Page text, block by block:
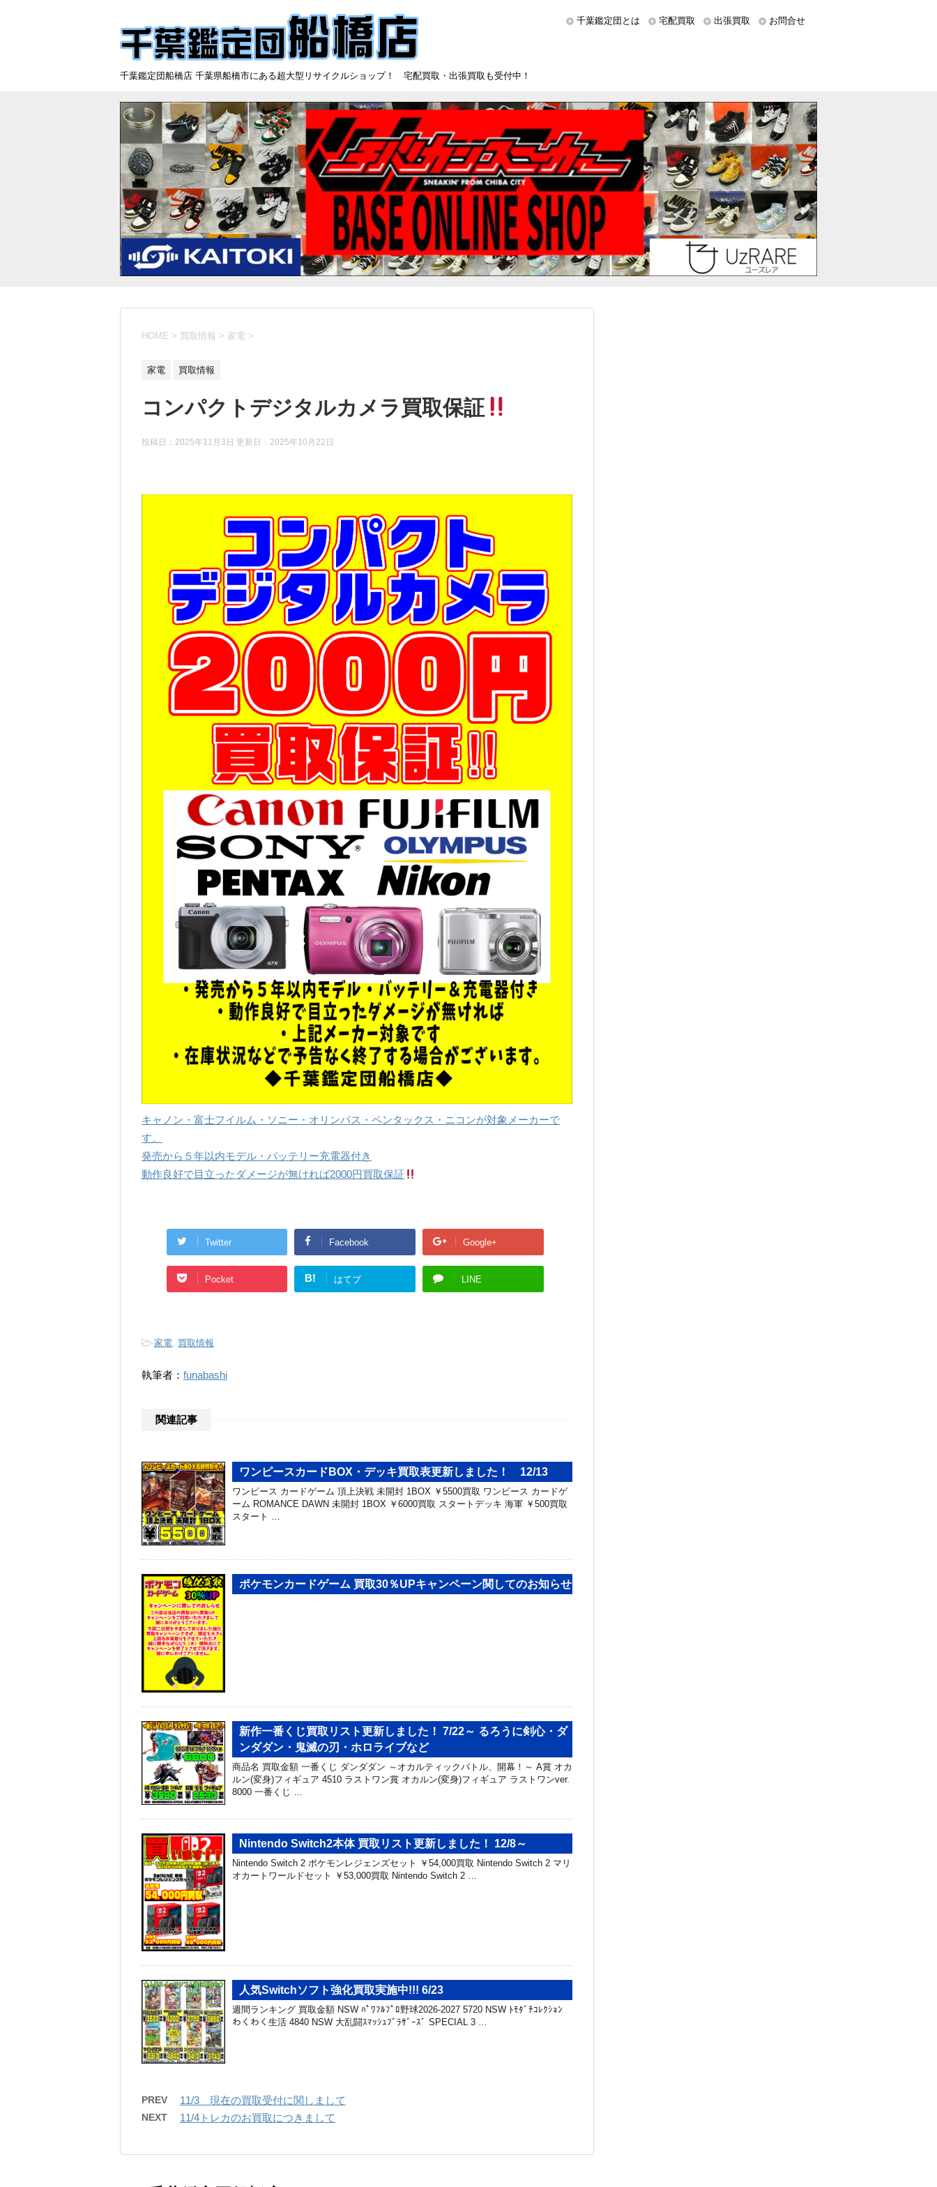
千葉鑑定団船橋店 千葉県船橋市にある超大型リサイクルショップ！ 宅配買取・出張買取も受付中！
千葉鑑定団とは 宅配買取 出張買取 お問合せ
HOME > 買取情報 > 家電 >
家電 買取情報
コンパクトデジタルカメラ買取保証
投稿日：2025年11月3日 更新日： 2025年10月22日
キャノン・富士フイルム・ソニー・オリンパス・ペンタックス・ニコンが対象メーカーで
す。
発売から５年以内モデル・バッテリー充電器付き
動作良好で目立ったダメージが無ければ2000円買取保証
Twitter Facebook Google+
Pocket B! はてブ LINE
-家電, 買取情報
執筆者： funabashi
関連記事
ワンピースカードBOX・デッキ買取表更新しました！ 12/13
ワンピース カードゲーム 頂上決戦 未開封 1BOX ￥5500買取 ワンピース カードゲ
ーム ROMANCE DAWN 未開封 1BOX ￥6000買取 スタートデッキ 海軍 ￥500買取
スタート …
ポケモンカードゲーム 買取30％UPキャンペーン関してのお知らせ
新作一番くじ買取リスト更新しました！ 7/22～ るろうに剣心・ダ
ンダダン・鬼滅の刃・ホロライブなど
商品名 買取金額 一番くじ ダンダダン ～オカルティックバトル、開幕！～ A賞 オカ
ルン(変身)フィギュア 4510 ラストワン賞 オカルン(変身)フィギュア ラストワンver.
8000 一番くじ …
Nintendo Switch2本体 買取リスト更新しました！ 12/8～
Nintendo Switch 2 ポケモンレジェンズセット ￥54,000買取 Nintendo Switch 2 マリ
オカートワールドセット ￥53,000買取 Nintendo Switch 2 …
人気Switchソフト強化買取実施中!!! 6/23
週間ランキング 買取金額 NSW ﾊﾟﾜﾌﾙﾌﾟﾛ野球2026-2027 5720 NSW ﾄﾓﾀﾞﾁｺﾚｸｼｮﾝ
わくわく生活 4840 NSW 大乱闘ｽﾏｯｼｭﾌﾞﾗｻﾞｰｽﾞ SPECIAL 3 …
PREV 11/3 現在の買取受付に関しまして
NEXT 11/4トレカのお買取につきまして